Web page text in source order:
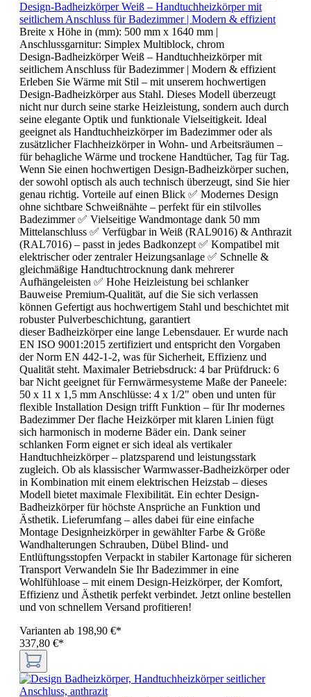
Design-Badheizkörper Weiß – Handtuchheizkörper mit
seitlichem Anschluss für Badezimmer | Modern & effizient
Breite x Höhe in (mm): 500 mm x 1640 mm
Anschlussgarnitur: Simplex Multiblock, chrom
Design-Badheizkörper Weiß – Handtuchheizkörper mit
seitlichem Anschluss für Badezimmer | Modern & effizient
Erleben Sie Wärme mit Stil – mit unserem hochwertigen
Design-Badheizkörper aus Stahl. Dieses Modell überzeugt
nicht nur durch seine starke Heizleistung, sondern auch durch
seine elegante Optik und funktionale Vielseitigkeit. Ideal
geeignet als Handtuchheizkörper im Badezimmer oder als
zusätzlicher Flachheizkörper in Wohn- und Arbeitsräumen –
für behagliche Wärme und trockene Handtücher, Tag für Tag.
Wenn Sie einen hochwertigen Design-Badheizkörper suchen,
der sowohl optisch als auch technisch überzeugt, sind Sie hier
genau richtig. Vorteile auf einen Blick ✅ Modernes Design
ohne sichtbare Schweißnähte – perfekt für ein stilvolles
Badezimmer ✅ Vielseitige Wandmontage dank 50 mm
Mittelanschluss ✅ Verfügbar in Weiß (RAL9016) & Anthrazit
(RAL7016) – passt in jedes Badkonzept ✅ Kompatibel mit
elektrischer oder zentraler Heizungsanlage ✅ Schnelle &
gleichmäßige Handtuchtrocknung dank mehrerer
Aufhängeleisten ✅ Hohe Heizleistung bei schlanker
Bauweise Premium-Qualität, auf die Sie sich verlassen
können Gefertigt aus hochwertigem Stahl und beschichtet mit
robuster Pulverbeschichtung, garantiert
dieser Badheizkörper eine lange Lebensdauer. Er wurde nach
EN ISO 9001:2015 zertifiziert und entspricht den Vorgaben
der Norm EN 442-1-2, was für Sicherheit, Effizienz und
Qualität steht. Maximaler Betriebsdruck: 4 bar Prüfdruck: 6
bar Nicht geeignet für Fernwärmesysteme Maße der Paneele:
50 x 11 x 1,5 mm Anschlüsse: 4 x 1/2" oben und unten für
flexible Installation Design trifft Funktion – für Ihr modernes
Badezimmer Der flache Heizkörper mit klaren Linien fügt
sich harmonisch in moderne Bäder ein. Dank seiner
schlanken Form eignet er sich ideal als vertikaler
Handtuchheizkörper – platzsparend und leistungsstark
zugleich. Ob als klassischer Warmwasser-Badheizkörper oder
in Kombination mit einem elektrischen Heizstab – dieses
Modell bietet maximale Flexibilität. Ein echter Design-
Badheizkörper für höchste Ansprüche an Funktion und
Ästhetik. Lieferumfang – alles dabei für eine einfache
Montage Designheizkörper in gewählter Farbe & Größe
Wandhalterungen Schrauben, Dübel Blind- und
Entlüftungsstopfen Verpackt in stabiler Kartonage für sicheren
Transport Verwandeln Sie Ihr Badezimmer in eine
Wohlfühloase – mit einem Design-Heizkörper, der Komfort,
Effizienz und Ästhetik perfekt verbindet. Jetzt online bestellen
und von schnellem Versand profitieren!
Varianten ab 198,90 €*
337,80 €*